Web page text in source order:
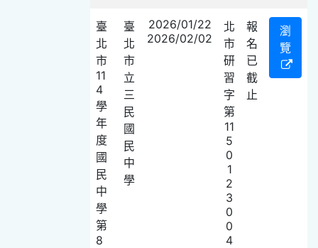
臺
北
市
11
4
學
年
度
國
民
中
學
第
8
臺
北
市
立
三
民
國
民
中
學
2026/01/22
2026/02/02
北
市
研
習
字
第
11
5
0
1
2
3
0
0
4
報
名
已
截
止
瀏
覽